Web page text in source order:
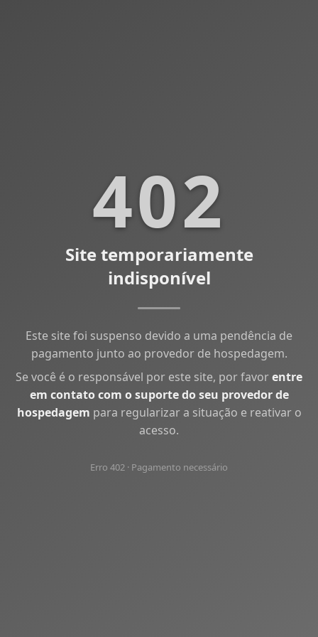
402
Site temporariamente
indisponível
Este site foi suspenso devido a uma pendência de
pagamento junto ao provedor de hospedagem.
Se você é o responsável por este site, por favorentre
em contato com o suporte do seu provedor de
hospedagem para regularizar a situação e reativar o
acesso.
Erro 402 · Pagamento necessário